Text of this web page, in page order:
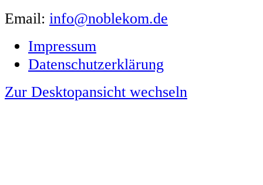
Email: info@noblekom.de
Impressum
Datenschutzerklärung
Zur Desktopansicht wechseln